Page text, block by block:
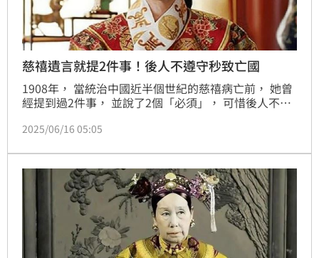
慈禧遺言就提2件事！後人不遵守秒致亡國
1908年， 當統治中國近半個世紀的慈禧病亡前， 她曾
經提到過2件事， 並說了2個「必須」， 可惜後人不遵
2025/06/16 05:05